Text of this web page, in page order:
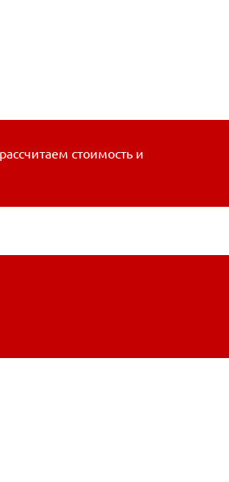
стоимость и